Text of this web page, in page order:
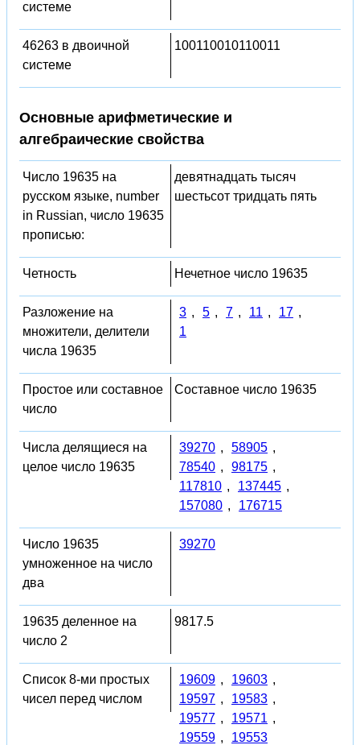
системе
46263 в двоичной
системе
100110010110011
Основные арифметические и
алгебраические свойства
Число 19635 на
русском языке, number
in Russian, число 19635
прописью:
девятнадцать тысяч
шестьсот тридцать пять
Четность Нечетное число 19635
Разложение на
множители, делители
числа 19635
3 , 5 , 7 , 11 , 17 ,
1
Простое или составное
число
Составное число 19635
Числа делящиеся на
целое число 19635
39270 , 58905 ,
78540 , 98175 ,
117810 , 137445 ,
157080 , 176715
Число 19635
умноженное на число
два
39270
19635 деленное на
число 2
9817.5
Список 8-ми простых
чисел перед числом
19609 , 19603 ,
19597 , 19583 ,
19577 , 19571 ,
19559 , 19553